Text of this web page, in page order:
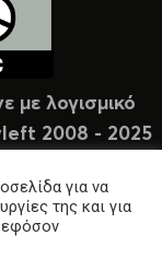
με λογισμικό
2008 - 2025
για να
της και για
εφόσον